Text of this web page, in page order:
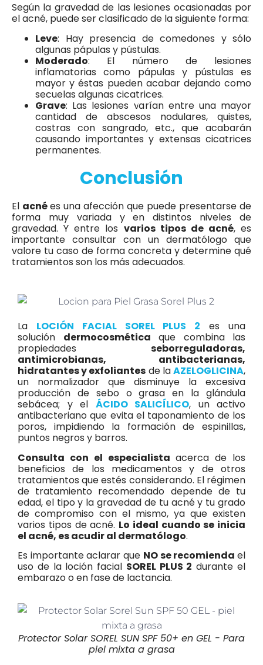
Según la gravedad de las lesiones ocasionadas por
el acné, puede ser clasificado de la siguiente forma:
Leve: Hay presencia de comedones y sólo
algunas pápulas y pústulas.
Moderado: El número de lesiones
inflamatorias como pápulas y pústulas es
mayor y éstas pueden acabar dejando como
secuelas algunas cicatrices.
Grave: Las lesiones varían entre una mayor
cantidad de abscesos nodulares, quistes,
costras con sangrado, etc., que acabarán
causando importantes y extensas cicatrices
permanentes.
Conclusión
El acnées una afección que puede presentarse de
forma muy variada y en distintos niveles de
gravedad. Y entre los varios tipos de acné, es
importante consultar con un dermatólogo que
valore tu caso de forma concreta y determine qué
tratamientos son los más adecuados.
La LOCIÓN FACIAL SOREL PLUS 2 es una
solución dermocosmética que combina las
propiedades seborreguladoras,
antimicrobianas, antibacterianas,
hidratantes y exfoliantes de laAZELOGLICINA,
un normalizador que disminuye la excesiva
producción de sebo o grasa en la glándula
sebácea; y el ÁCIDO SALICÍLICO, un activo
antibacteriano que evita el taponamiento de los
poros, impidiendo la formación de espinillas,
puntos negros y barros.
Consulta con el especialista acerca de los
beneficios de los medicamentos y de otros
tratamientos que estés considerando. El régimen
de tratamiento recomendado depende de tu
edad, el tipo y la gravedad de tu acné y tu grado
de compromiso con el mismo, ya que existen
varios tipos de acné. Lo ideal cuando se inicia
el acné, es acudir al dermatólogo.
Es importante aclarar que NO se recomiendael
uso de la loción facial SOREL PLUS 2 durante el
embarazo o en fase de lactancia.
Protector Solar SOREL SUN SPF 50+ en GEL - Para
piel mixta a grasa